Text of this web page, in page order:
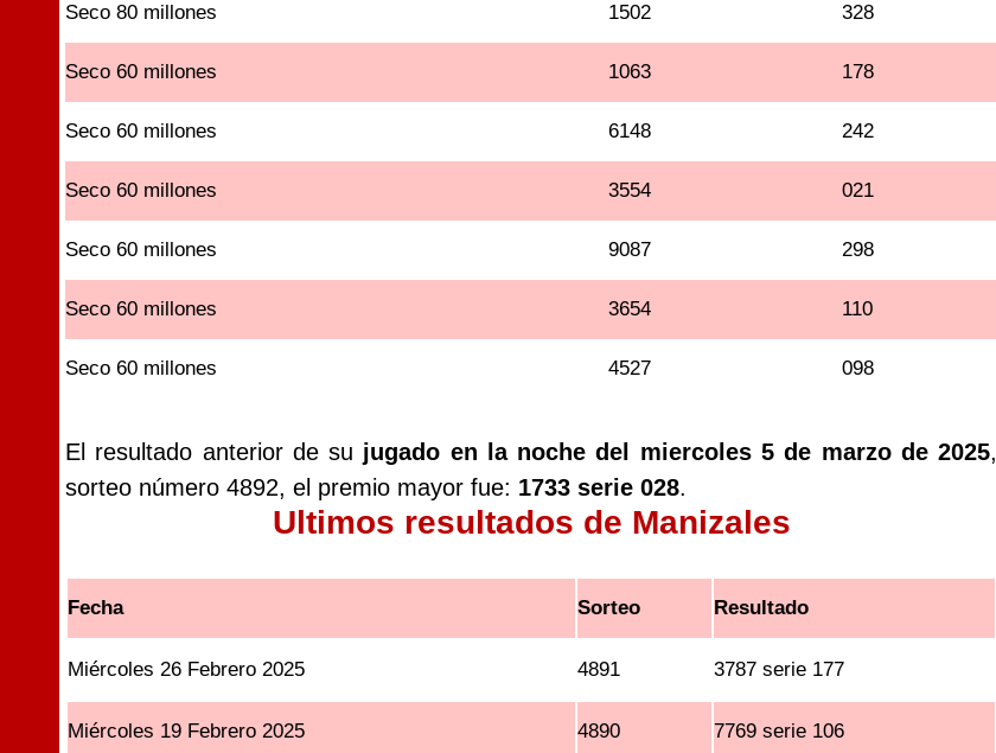
Seco 80 millones 1502 328
Seco 60 millones 1063 178
Seco 60 millones 6148 242
Seco 60 millones 3554 021
Seco 60 millones 9087 298
Seco 60 millones 3654 110
Seco 60 millones 4527 098
El resultado anterior de su jugado en la noche del miercoles 5 de marzo de 2025,
sorteo número 4892, el premio mayor fue: 1733 serie 028.
Ultimos resultados de Manizales
Fecha Sorteo Resultado
Miércoles 26 Febrero 2025 4891 3787 serie 177
Miércoles 19 Febrero 2025 4890 7769 serie 106